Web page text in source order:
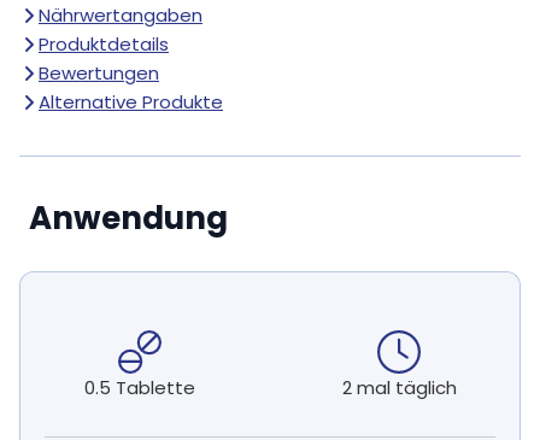
Nährwertangaben
Produktdetails
Bewertungen
Alternative Produkte
Anwendung
0.5 Tablette 2 mal täglich